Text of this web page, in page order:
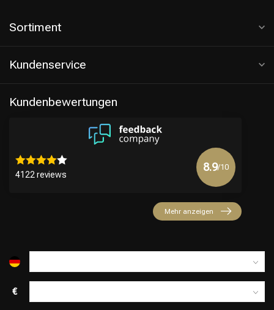
Sortiment
Kundenservice
Kundenbewertungen
4122 reviews
8.9/10
Mehr anzeigen
€